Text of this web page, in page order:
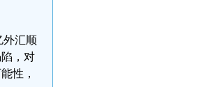
外汇顺
，对
性，